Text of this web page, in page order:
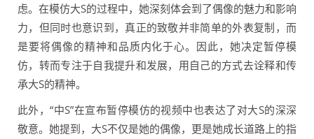
虑。在模仿大S的过程中，她深刻体会到了偶像的魅力和影响
力，但同时也意识到，真正的致敬并非简单的外表复制，而
是要将偶像的精神和品质内化于心。因此，她决定暂停模
仿，转而专注于自我提升和发展，用自己的方式去诠释和传
承大S的精神。
此外，“中S”在宣布暂停模仿的视频中也表达了对大S的深深
敬意。她提到，大S不仅是她的偶像，更是她成长道路上的指